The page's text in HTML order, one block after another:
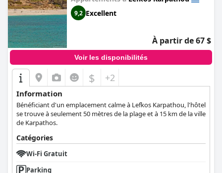
9,2 Excellent
À partir de 67 $
Voir les disponibilités
$ +2
Information
Bénéficiant d'un emplacement calme à Lefkos Karpathou, l'hôtel
se trouve à seulement 50 mètres de la plage et à 15 km de la ville
de Karpathos.
Catégories
Wi-Fi Gratuit
Parking